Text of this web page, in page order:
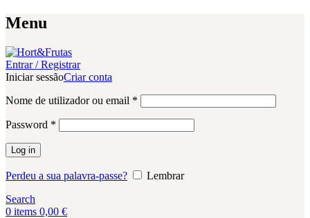
Menu
Entrar / Registrar
Iniciar sessãoCriar conta
Nome de utilizador ou email *
Password *
Log in
Perdeu a sua palavra-passe?
Lembrar
Search
0 items 0,00 €